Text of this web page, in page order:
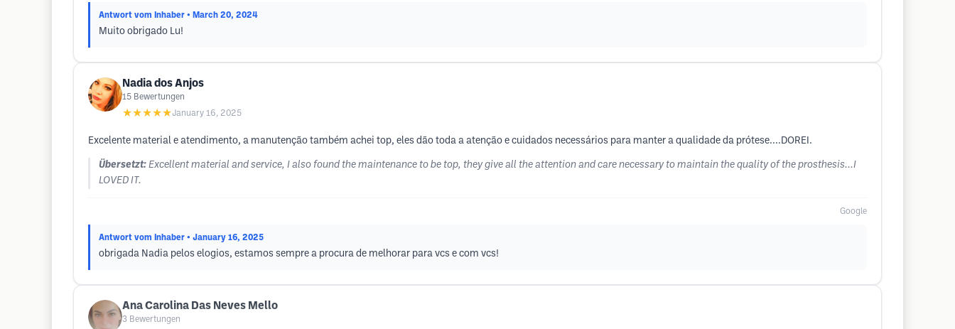
Antwort vom Inhaber • March 20, 2024
Muito obrigado Lu!
Nadia dos Anjos
15 Bewertungen
★★★★★January 16, 2025
Excelente material e atendimento, a manutenção também achei top, eles dão toda a atenção e cuidados necessários para manter a qualidade da prótese....DOREI.
Übersetzt: Excellent material and service, I also found the maintenance to be top, they give all the attention and care necessary to maintain the quality of the prosthesis...I
LOVED IT.
Google
Antwort vom Inhaber • January 16, 2025
obrigada Nadia pelos elogios, estamos sempre a procura de melhorar para vcs e com vcs!
Ana Carolina Das Neves Mello
3 Bewertungen